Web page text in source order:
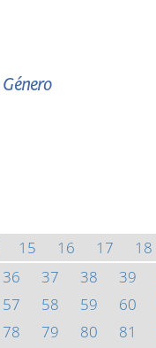
15 16 17 18
36 37 38 39
57 58 59 60
78 79 80 81